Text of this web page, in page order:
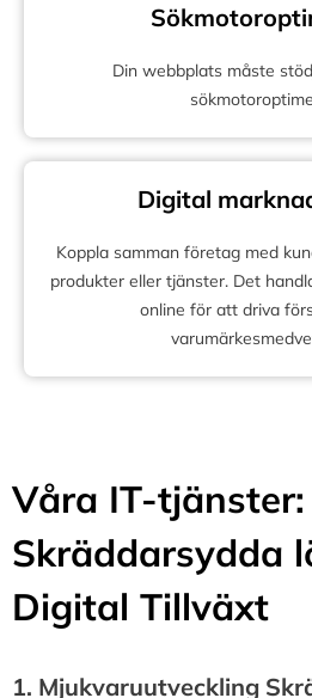
Din webbplats måste
Digital
Koppla samman företag med
produkter eller tjänster. Det
online för att driva
Våra IT-tjänster:
Skräddarsydda
Digital Tillväxt
1.⁠ ⁠Mjukvaruutveckling